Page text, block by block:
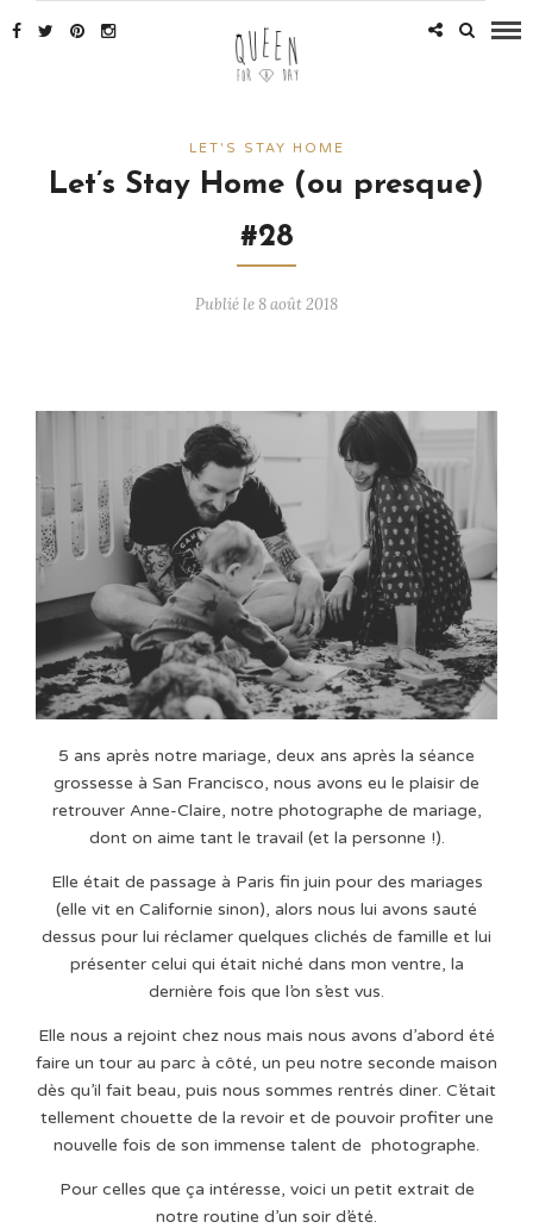
LET'S STAY HOME
Let’s Stay Home (ou presque)
#28
Publié le 8 août 2018
5 ans après notre mariage, deux ans après la séance
grossesse à San Francisco, nous avons eu le plaisir de
retrouver Anne-Claire, notre photographe de mariage,
dont on aime tant le travail (et la personne !).
Elle était de passage à Paris fin juin pour des mariages
(elle vit en Californie sinon), alors nous lui avons sauté
dessus pour lui réclamer quelques clichés de famille et lui
présenter celui qui était niché dans mon ventre, la
dernière fois que l’on s’est vus.
Elle nous a rejoint chez nous mais nous avons d’abord été
faire un tour au parc à côté, un peu notre seconde maison
dès qu’il fait beau, puis nous sommes rentrés diner. C’était
tellement chouette de la revoir et de pouvoir profiter une
nouvelle fois de son immense talent de photographe.
Pour celles que ça intéresse, voici un petit extrait de
notre routine d’un soir d’été.